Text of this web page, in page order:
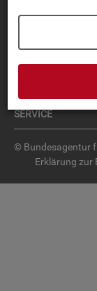
SER­VICE
© Bundesagentur
Erklärung zur